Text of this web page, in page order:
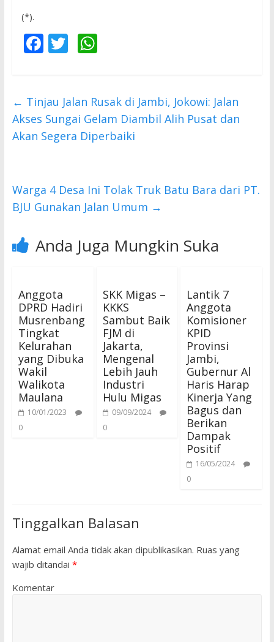
(*).
F
b
o
o
T
er
W
s
A
p
← Tinjau Jalan Rusak di Jambi, Jokowi: Jalan
Akses Sungai Gelam Diambil Alih Pusat dan
Akan Segera Diperbaiki
Warga 4 Desa Ini Tolak Truk Batu Bara dari PT.
BJU Gunakan Jalan Umum →
Anda Juga Mungkin Suka
Anggota
DPRD Hadiri
Musrenbang
Tingkat
Kelurahan
yang Dibuka
Wakil
Walikota
Maulana
10/01/2023
0
SKK Migas –
KKKS
Sambut Baik
FJM di
Jakarta,
Mengenal
Lebih Jauh
Industri
Hulu Migas
09/09/2024
0
Lantik 7
Anggota
Komisioner
KPID
Provinsi
Jambi,
Gubernur Al
Haris Harap
Kinerja Yang
Bagus dan
Berikan
Dampak
Positif
16/05/2024
0
Tinggalkan Balasan
Alamat email Anda tidak akan dipublikasikan. Ruas yang
wajib ditandai *
Komentar